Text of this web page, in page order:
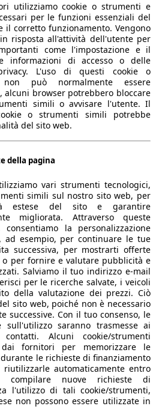
5
-
-
1200 kg
800 - 3000 l
139 g/km (komb.)
7.9 l/100km
5.4 l/100km
6.3 l/100km
34 l
responsabilità per la correttezza
Torna su
il mercato auto europeo.
utilizziamo cookie o strumenti e
per le funzioni essenziali del
il corretto funzionamento. Vengono
risposta all'attività dell'utente per
come l'impostazione e il
informazioni di accesso o delle
L'uso di questi cookie o
può normalmente essere
alcuni browser potrebbero bloccare
simili o avvisare l'utente. Il
o strumenti simili potrebbe
del sito web.
della pagina
vari strumenti tecnologici,
simili sul nostro sito web, per
estese del sito e garantire
migliorata. Attraverso queste
consentiamo la personalizzazione
ad esempio, per continuare le tue
successiva, per mostrarti offerte
per fornire e valutare pubblicità e
Salviamo il tuo indirizzo e-mail
per le ricerche salvate, i veicoli
della valutazione dei prezzi. Ciò
sito web, poiché non è necessario
successive. Con il tuo consenso, le
sull'utilizzo saranno trasmesse ai
contatti. Alcuni cookie/strumenti
fornitori per memorizzare le
le richieste di finanziamento
automaticamente entro
nuove richieste di
l'utilizzo di tali cookie/strumenti,
non possono essere utilizzate in